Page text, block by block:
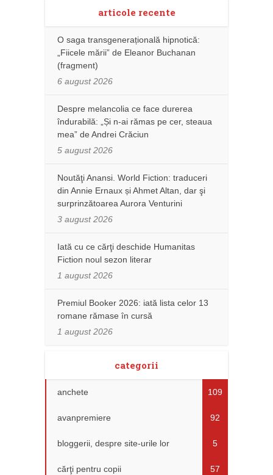
articole recente
O saga transgenerațională hipnotică:
„Fiicele mării” de Eleanor Buchanan
(fragment)
6 august 2026
Despre melancolia ce face durerea
îndurabilă: „Și n-ai rămas pe cer, steaua
mea” de Andrei Crăciun
5 august 2026
Noutăţi Anansi. World Fiction: traduceri
din Annie Ernaux și Ahmet Altan, dar şi
surprinzătoarea Aurora Venturini
3 august 2026
Iată cu ce cărţi deschide Humanitas
Fiction noul sezon literar
1 august 2026
Premiul Booker 2026: iată lista celor 13
romane rămase în cursă
1 august 2026
categorii
anchete 109
avanpremiere 92
bloggerii, despre site-urile lor 5
cărţi pentru copii 57